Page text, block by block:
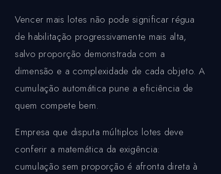
Vencer mais lotes não pode significar régua
de habilitação progressivamente mais alta,
salvo proporção demonstrada com a
dimensão e a complexidade de cada objeto. A
cumulação automática pune a eficiência de
quem compete bem.
Empresa que disputa múltiplos lotes deve
conferir a matemática da exigência:
cumulação sem proporção é afronta direta à